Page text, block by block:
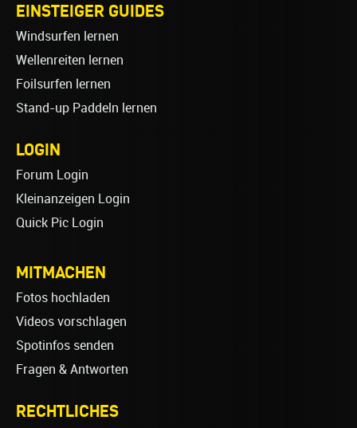
EINSTEIGER GUIDES
Windsurfen lernen
Wellenreiten lernen
Foilsurfen lernen
Stand-up Paddeln lernen
LOGIN
Forum Login
Kleinanzeigen Login
Quick Pic Login
MITMACHEN
Fotos hochladen
Videos vorschlagen
Spotinfos senden
Fragen & Antworten
RECHTLICHES